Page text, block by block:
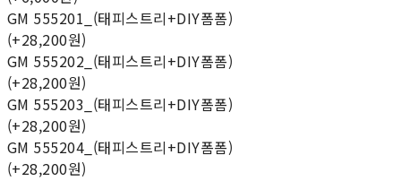
GM 555201_(태피스트리+DIY폼폼)
(+28,200원)
GM 555202_(태피스트리+DIY폼폼)
(+28,200원)
GM 555203_(태피스트리+DIY폼폼)
(+28,200원)
GM 555204_(태피스트리+DIY폼폼)
(+28,200원)